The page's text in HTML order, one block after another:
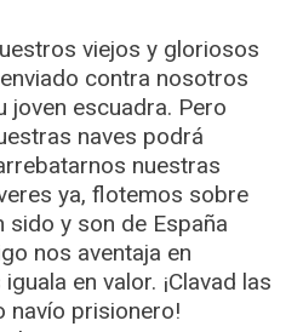
viejos y gloriosos
contra nosotros
joven escuadra. Pero
naves podrá
nuestras
ya, flotemos sobre
sido y son de España
nos aventaja en
en valor. ¡Clavad las
navío prisionero!